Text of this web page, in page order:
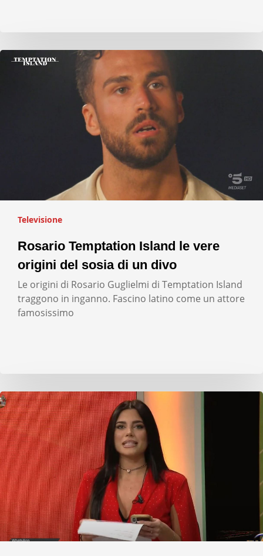
Televisione
Rosario Temptation Island le vere
origini del sosia di un divo
Le origini di Rosario Guglielmi di Temptation Island
traggono in inganno. Fascino latino come un attore
famosissimo